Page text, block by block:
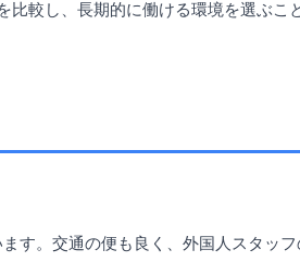
比較し、長期的に働ける環境を選ぶこ
す。交通の便も良く、外国人スタッフ